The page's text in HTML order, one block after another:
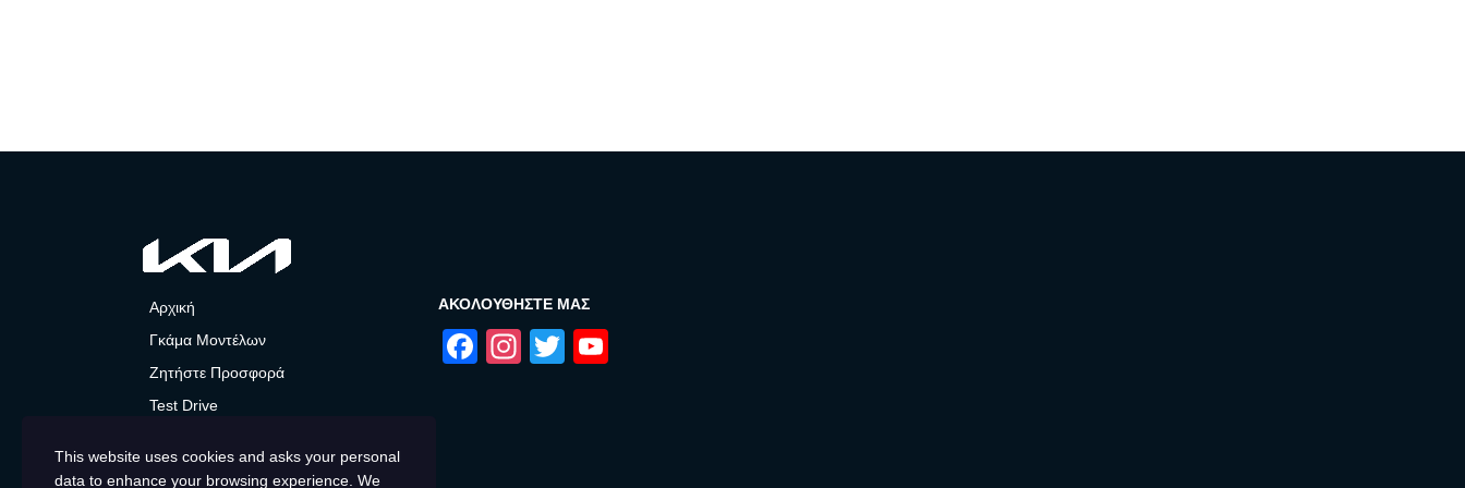
Αρχική
Γκάμα Μοντέλων
Ζητήστε Προσφορά
Test Drive
ΑΚΟΛΟΥΘΉΣΤΕ ΜΑΣ
Facebook
Instagram
Twitter
This website uses cookies and asks your personal
data to enhance your browsing experience. We